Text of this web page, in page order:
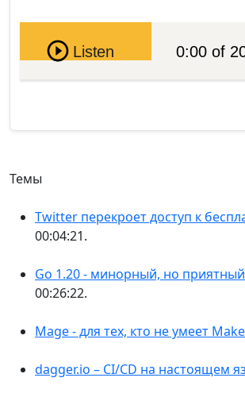
Pause
Listen 0:00 of
Темы
Twitter перекроет доступ к
00:04:21.
Go 1.20 - минорный, но
00:26:22.
Mage - для тех, кто не умеет Make
dagger.io – CI/CD на настоящем